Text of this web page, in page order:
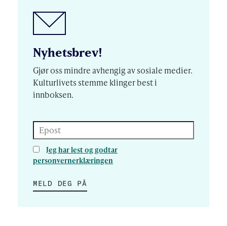
Nyhetsbrev!
Gjør oss mindre avhengig av sosiale medier.
Kulturlivets stemme klinger best i
innboksen.
Epost
Jeg har lest og godtar
personvernerklæringen
MELD DEG PÅ